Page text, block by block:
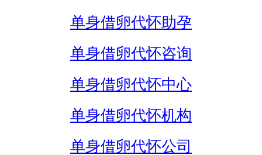
单身借卵代怀助孕
单身借卵代怀咨询
单身借卵代怀中心
单身借卵代怀机构
单身借卵代怀公司